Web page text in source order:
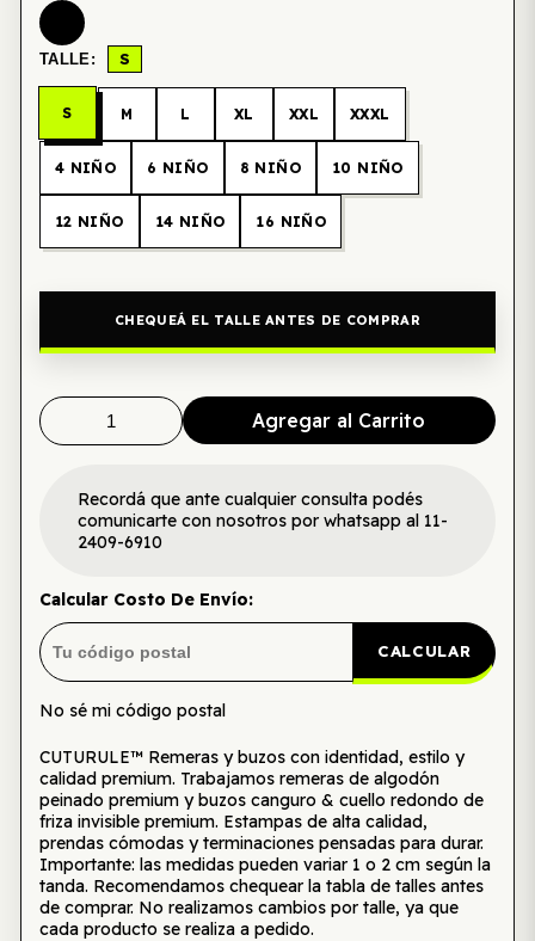
TALLE: S
S M L XL XXL XXXL
4 NIÑO 6 NIÑO 8 NIÑO 10 NIÑO
12 NIÑO 14 NIÑO 16 NIÑO
CHEQUEÁ EL TALLE ANTES DE COMPRAR
Agregar al Carrito
Recordá que ante cualquier consulta podés
comunicarte con nosotros por whatsapp al 11-
2409-6910
Calcular Costo De Envío:
CALCULAR
No sé mi código postal
CUTURULE™ Remeras y buzos con identidad, estilo y
calidad premium. Trabajamos remeras de algodón
peinado premium y buzos canguro & cuello redondo de
friza invisible premium. Estampas de alta calidad,
prendas cómodas y terminaciones pensadas para durar.
Importante: las medidas pueden variar 1 o 2 cm según la
tanda. Recomendamos chequear la tabla de talles antes
de comprar. No realizamos cambios por talle, ya que
cada producto se realiza a pedido.